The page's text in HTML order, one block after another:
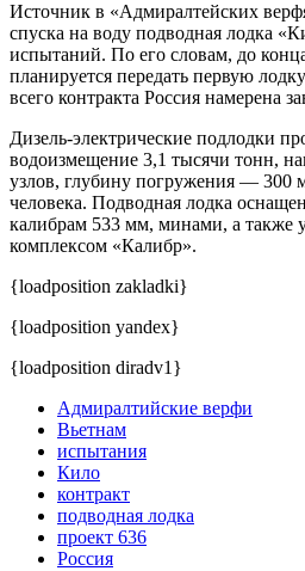
Источник в «Адмиралтейских
спуска на воду подводная лодка
испытаний. По его словам, до
планируется передать первую
всего контракта Россия намерена
Дизель-электрические подлодки
водоизмещение 3,1 тысячи тонн,
узлов, глубину погружения — 300
человека. Подводная лодка
калибрам 533 мм, минами, а также
комплексом «Калибр».
{loadposition zakladki}
{loadposition yandex}
{loadposition diradv1}
Адмиралтийские верфи
Вьетнам
испытания
Кило
контракт
подводная лодка
проект 636
Россия